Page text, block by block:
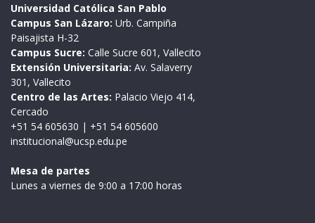
Universidad Católica San Pablo
Campus San Lázaro: Urb. Campiña
Paisajista H-32
Campus Sucre: Calle Sucre 601, Vallecito
Extensión Universitaria: Av. Salaverry
301, Vallecito
Centro de las Artes: Palacio Viejo 414,
Cercado
+51 54 605630 | +51 54 605600
institucional@ucsp.edu.pe
Mesa de partes
Lunes a viernes de 9:00 a 17:00 horas